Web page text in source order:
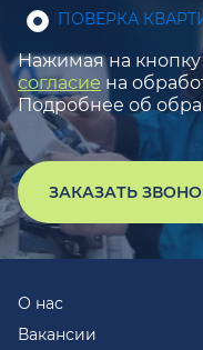
ПОВЕРКА
Нажимая на кнопку
согласие на
Подробнее об
ЗАКАЗАТЬ
О нас
Вакансии